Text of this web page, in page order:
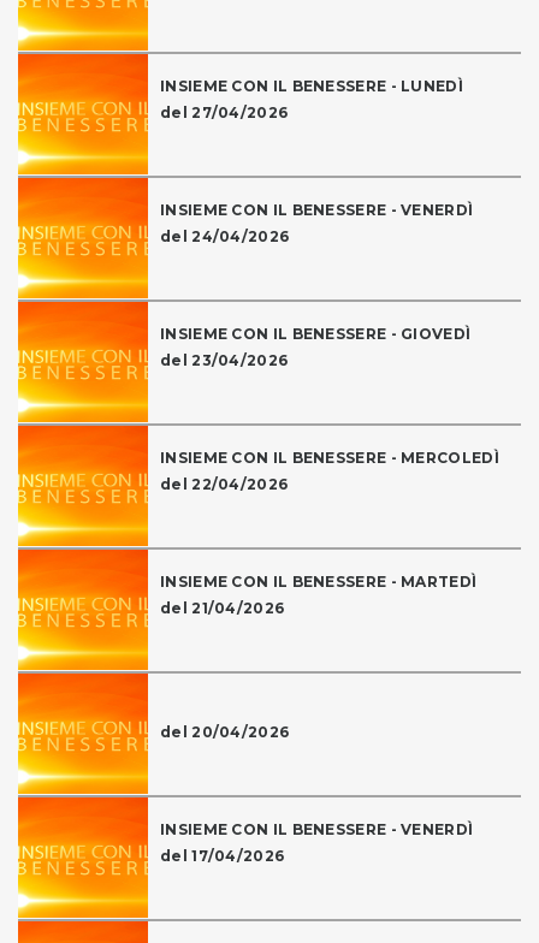
INSIEME CON IL BENESSERE - LUNEDÌ
del 27/04/2026
INSIEME CON IL BENESSERE - VENERDÌ
del 24/04/2026
INSIEME CON IL BENESSERE - GIOVEDÌ
del 23/04/2026
INSIEME CON IL BENESSERE - MERCOLEDÌ
del 22/04/2026
INSIEME CON IL BENESSERE - MARTEDÌ
del 21/04/2026
del 20/04/2026
INSIEME CON IL BENESSERE - VENERDÌ
del 17/04/2026